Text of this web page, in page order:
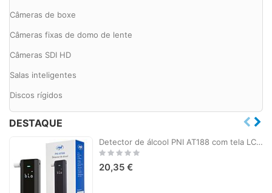
Câmeras de boxe
Câmeras fixas de domo de lente
Câmeras SDI HD
Salas inteligentes
Discos rígidos
DESTAQUE
Detector de álcool PNI AT188 com tela LCD, alarme sonoro e leve
Rating:
20,35 €